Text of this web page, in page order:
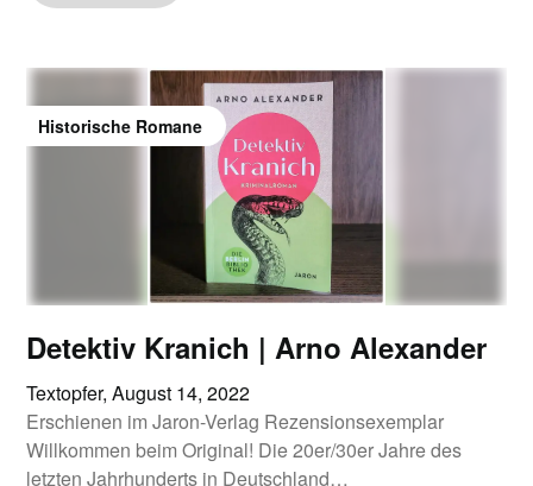
Historische Romane
Detektiv Kranich | Arno Alexander
Textopfer,August 14, 2022
Erschienen im Jaron-Verlag Rezensionsexemplar
Willkommen beim Original! Die 20er/30er Jahre des
letzten Jahrhunderts in Deutschland…